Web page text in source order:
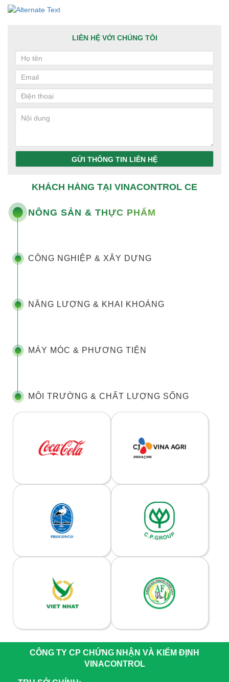
LIÊN HỆ VỚI CHÚNG TÔI
GỬI THÔNG TIN LIÊN HỆ
KHÁCH HÀNG TẠI VINACONTROL CE
NÔNG SẢN & THỰC PHẨM
CÔNG NGHIỆP & XÂY DỰNG
NĂNG LƯỢNG & KHAI KHOÁNG
MÁY MÓC & PHƯƠNG TIỆN
MÔI TRƯỜNG & CHẤT LƯỢNG SỐNG
CÔNG TY CP CHỨNG NHẬN VÀ KIỂM ĐỊNH
VINACONTROL